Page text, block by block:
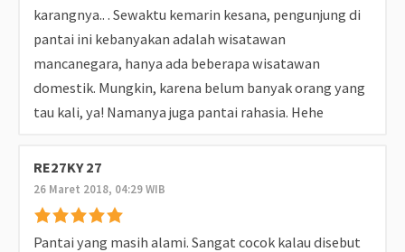
karangnya.. . Sewaktu kemarin kesana, pengunjung di
pantai ini kebanyakan adalah wisatawan
mancanegara, hanya ada beberapa wisatawan
domestik. Mungkin, karena belum banyak orang yang
tau kali, ya! Namanya juga pantai rahasia. Hehe
RE27KY 27
26 Maret 2018, 04:29 WIB
Pantai yang masih alami. Sangat cocok kalau disebut